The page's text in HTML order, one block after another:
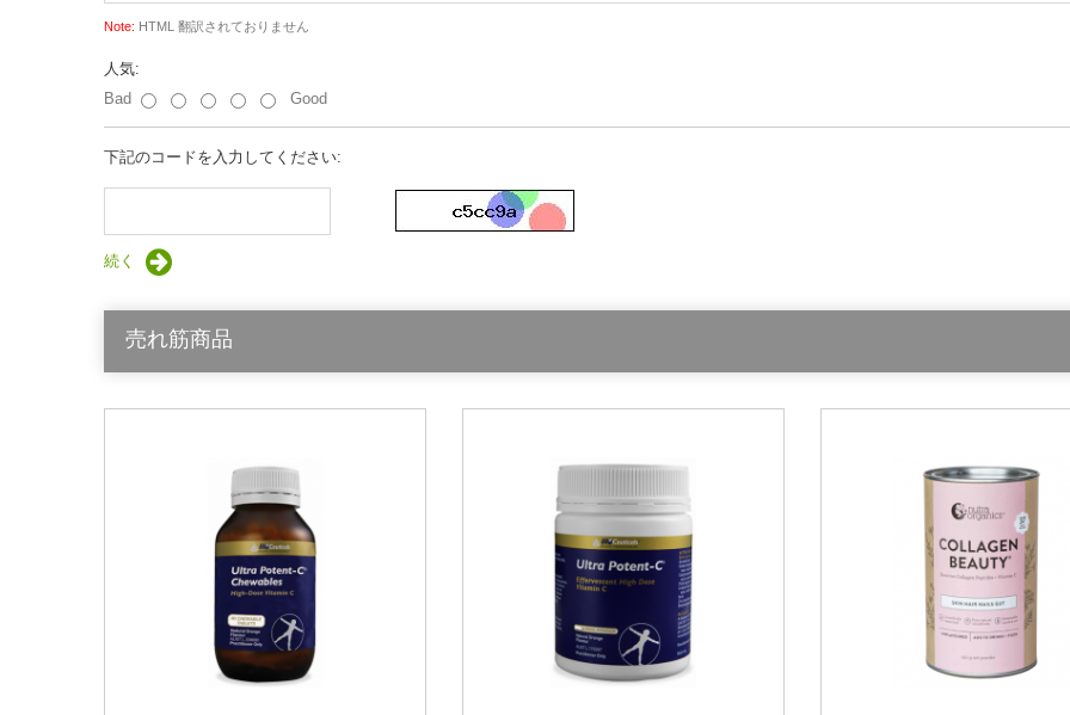
Note: HTML 翻訳されておりません
人気:
Bad
Good
下記のコードを入力してください:
続く
売れ筋商品